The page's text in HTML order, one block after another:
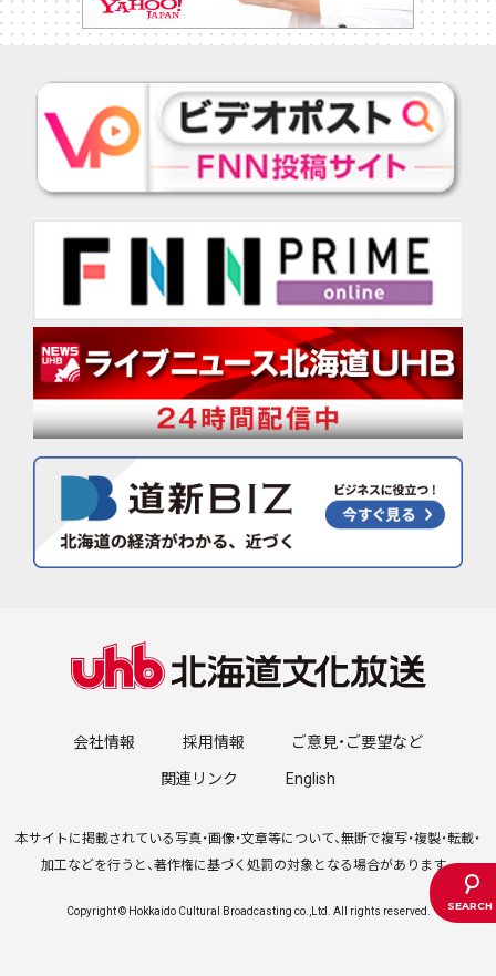
会社情報 採用情報 ご意見・ご要望など
関連リンク English
本サイトに掲載されている写真・画像・文章等について、無断で複写・複製・転載・
加工などを行うと、著作権に基づく処罰の対象となる場合があります。
Copyright © Hokkaido Cultural Broadcasting co.,Ltd. All rights reserved.